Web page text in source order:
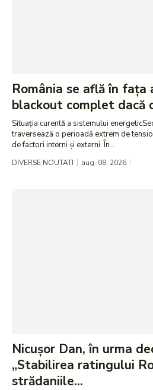
România se află în fața
blackout complet dacă
Situația curentă a sistemului
traversează o perioadă extrem de
de factori interni și externi. În...
DIVERSE NOUTATI aug. 08, 2026
Nicușor Dan, în urma
„Stabilirea ratingului
strădaniile...